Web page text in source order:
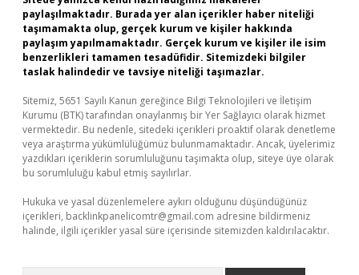
paylaşılmaktadır. Burada yer alan içerikler haber niteliği
taşımamakta olup, gerçek kurum ve kişiler hakkında
paylaşım yapılmamaktadır. Gerçek kurum ve kişiler ile isim
benzerlikleri tamamen tesadüfidir. Sitemizdeki bilgiler
taslak halindedir ve tavsiye niteliği taşımazlar.
Sitemiz, 5651 Sayılı Kanun gereğince Bilgi Teknolojileri ve İletişim
Kurumu (BTK) tarafından onaylanmış bir Yer Sağlayıcı olarak hizmet
vermektedir. Bu nedenle, sitedeki içerikleri proaktif olarak denetleme
veya araştırma yükümlülüğümüz bulunmamaktadır. Ancak, üyelerimiz
yazdıkları içeriklerin sorumluluğunu taşımakta olup, siteye üye olarak
bu sorumluluğu kabul etmiş sayılırlar.
Hukuka ve yasal düzenlemelere aykırı olduğunu düşündüğünüz
içerikleri, backlinkpanelicomtr@gmail.com adresine bildirmeniz
halinde, ilgili içerikler yasal süre içerisinde sitemizden kaldırılacaktır.